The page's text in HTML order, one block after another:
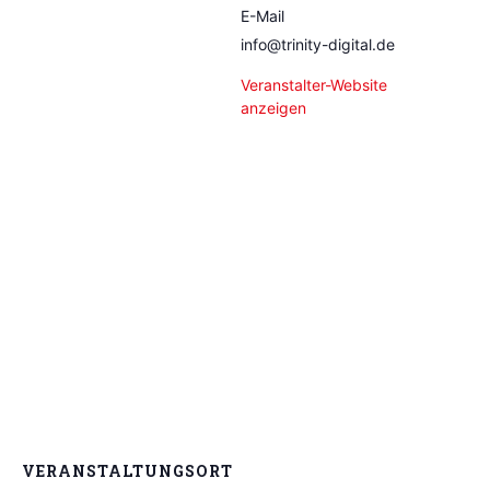
E-Mail
info@trinity-digital.de
Veranstalter-Website
anzeigen
VERANSTALTUNGSORT